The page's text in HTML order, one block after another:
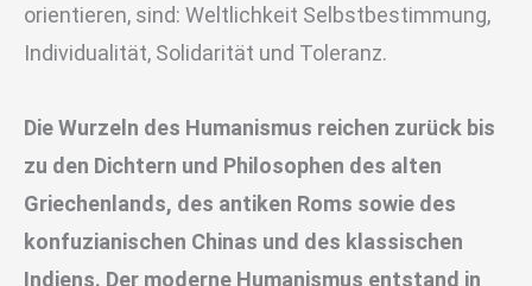
orientieren, sind: Weltlichkeit Selbstbestimmung,
Individualität, Solidarität und Toleranz.
Die Wurzeln des Humanismus reichen zurück bis
zu den Dichtern und Philosophen des alten
Griechenlands, des antiken Roms sowie des
konfuzianischen Chinas und des klassischen
Indiens. Der moderne Humanismus entstand in